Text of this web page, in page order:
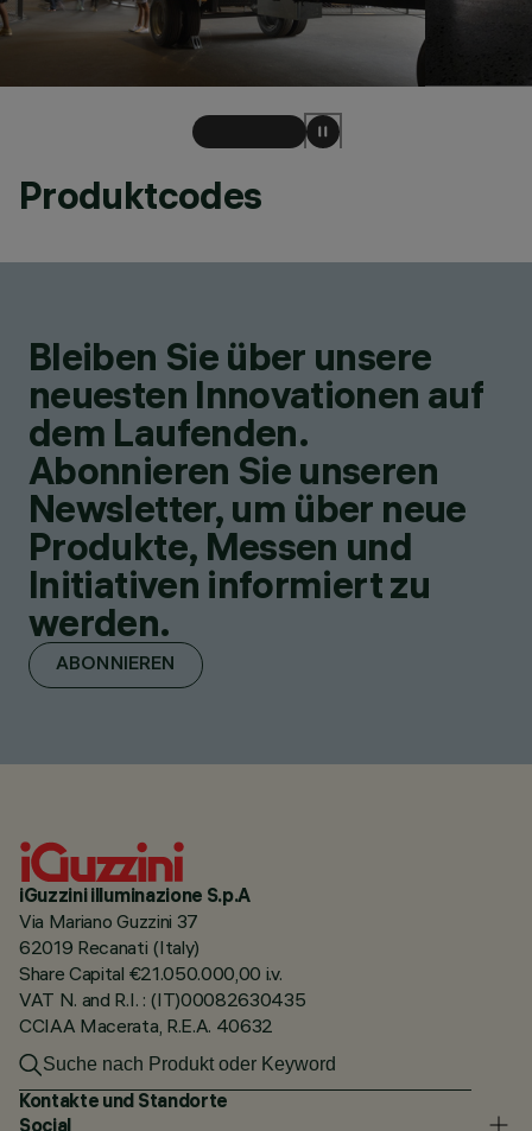
Produktcodes
Bleiben Sie über unsere
neuesten Innovationen auf
dem Laufenden.
Abonnieren Sie unseren
Newsletter, um über neue
Produkte, Messen und
Initiativen informiert zu
werden.
ABONNIEREN
iGuzzini illuminazione S.p.A
Via Mariano Guzzini 37
62019 Recanati (Italy)
Share Capital €21.050.000,00 i.v.
VAT N. and R.I. : (IT)00082630435
CCIAA Macerata, R.E.A. 40632
Kontakte und Standorte
Social